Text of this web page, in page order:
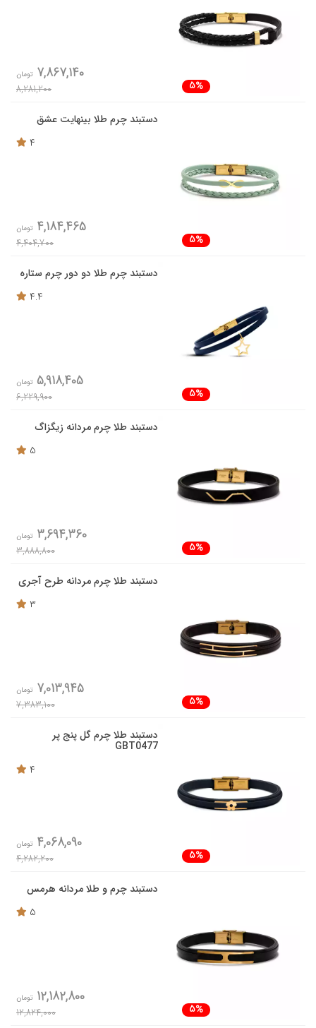
5%
7,867,140 تومان
8,281,200
دستبند چرم طلا بینهایت عشق
4
5%
4,184,465 تومان
4,404,700
دستبند چرم طلا دو دور چرم ستاره
4.4
5%
5,918,405 تومان
6,229,900
دستبند طلا چرم مردانه زیگزاگ
5
5%
3,694,360 تومان
3,888,800
دستبند طلا چرم مردانه طرح آجری
3
5%
7,013,945 تومان
7,383,100
دستبند طلا چرم گل پنج پر
GBT0477
4
5%
4,068,090 تومان
4,282,200
دستبند چرم و طلا مردانه هرمس
5
5%
12,182,800 تومان
12,824,000